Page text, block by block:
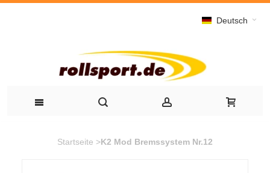
Deutsch
Startseite >K2 Mod Bremssystem Nr.12